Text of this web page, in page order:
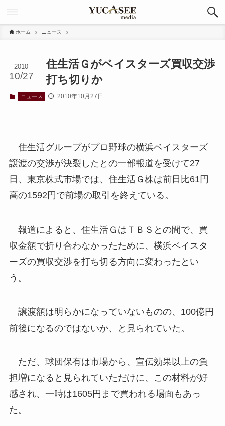
ホーム ニュース
住生活Ｇがベイスターズ買収交渉
打ち切りか
2010
10/27
ニュース 2010年10月27日
住生活グループがプロ野球の横浜ベイスターズ
譲渡の交渉が決裂したとの一部報道を受けて27
日、東京株式市場では、住生活Ｇ株は前日比61円
高の1592円で前場の取引を終えている。
報道によると、住生活ＧはＴＢＳとの間で、買
収金額で折り合わなかったために、横浜ベイスタ
ーズの買収交渉を打ち切る方向に変わったとい
う。
譲渡額は明らかになっていないものの、100億円
前後になるのではないか、と見られていた。
ただ、球団保有は市場から、宣伝効果以上の負
担増になると見られていただけに、この材料が好
感され、一時は1605円まで買われる場面もあっ
た。